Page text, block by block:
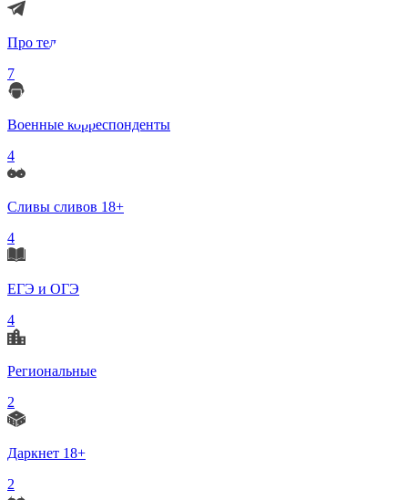
Про телеграмм
7
Военные корреспонденты
4
Сливы сливов 18+
4
ЕГЭ и ОГЭ
4
Региональные
2
Даркнет 18+
2